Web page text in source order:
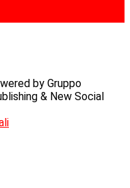
by Gruppo
& New Social